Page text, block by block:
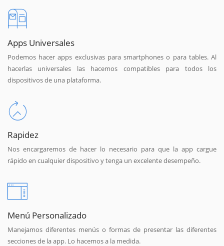
Apps Universales
Podemos hacer apps exclusivas para smartphones o para tables. Al
hacerlas universales las hacemos compatibles para todos los
dispositivos de una plataforma.
Rapidez
Nos encargaremos de hacer lo necesario para que la app cargue
rápido en cualquier dispositivo y tenga un excelente desempeño.
Menú Personalizado
Manejamos diferentes menús o formas de presentar las diferentes
secciones de la app. Lo hacemos a la medida.